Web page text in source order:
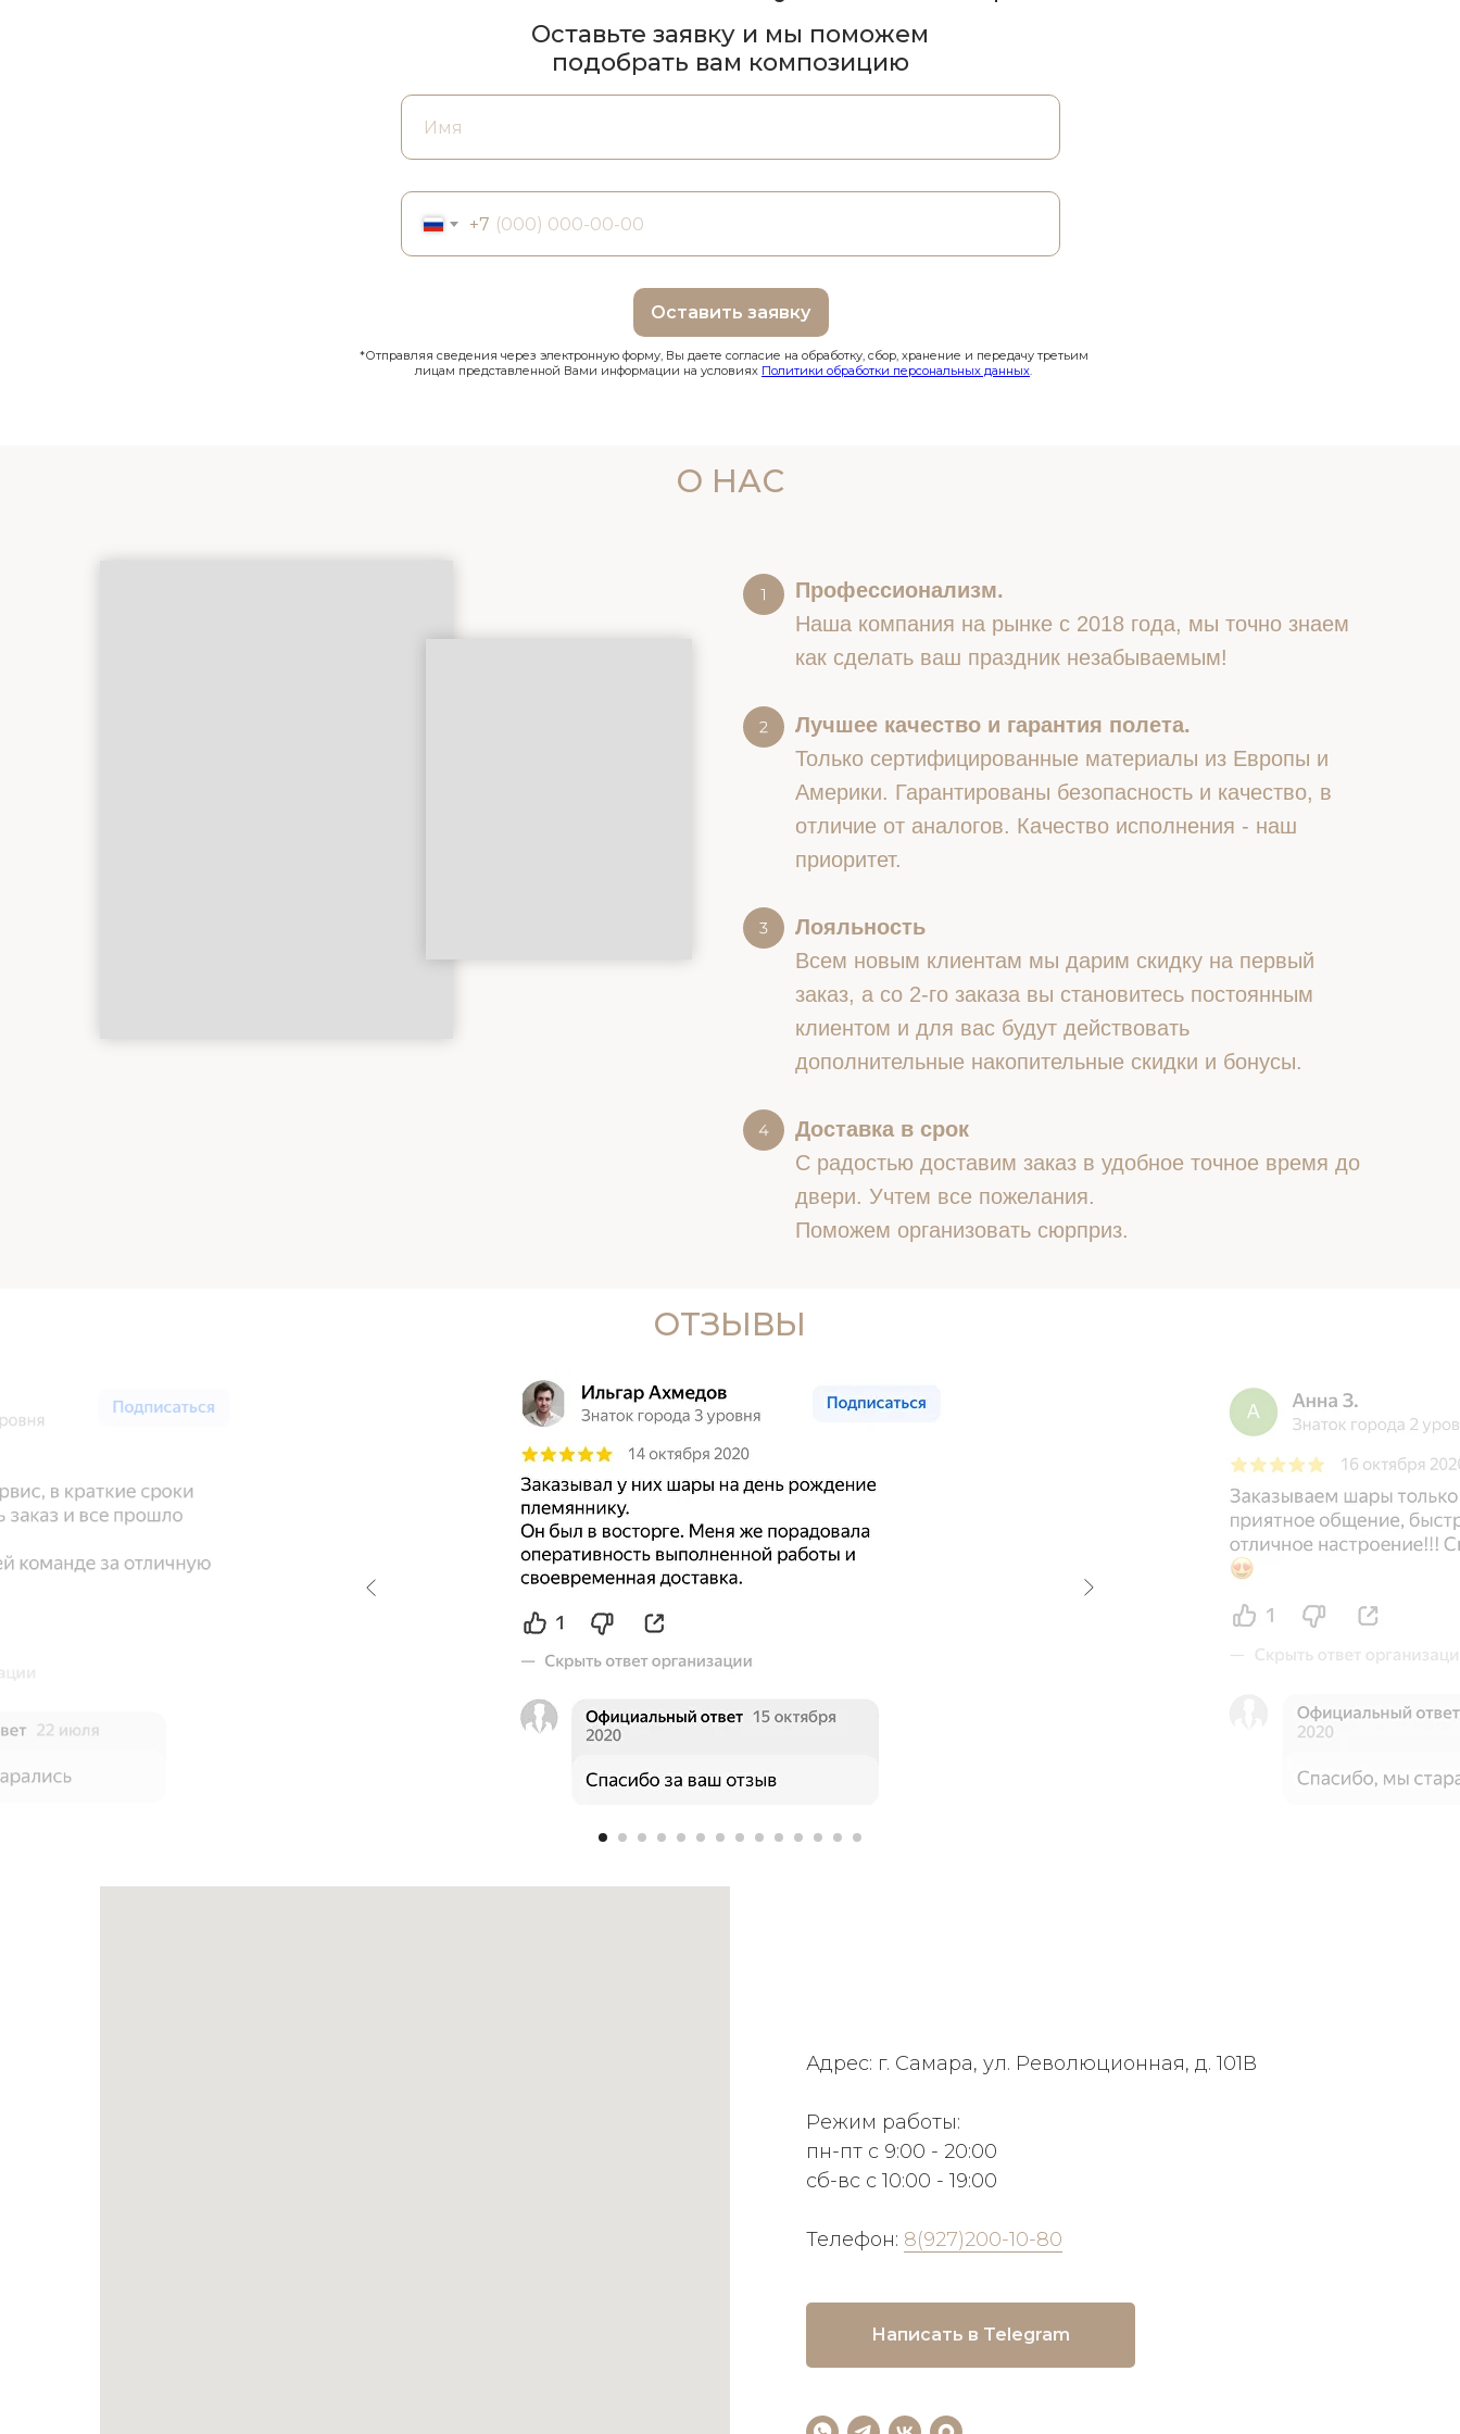
+7
Оставить заявку
Оставьте заявку и мы поможем
подобрать вам композицию
*Отправляя сведения через электронную форму, Вы даете согласие на обработку, сбор, хранение и передачу третьим
лицам представленной Вами информации на условиях Политики обработки персональных данных.
О НАС
Профессионализм.
Наша компания на рынке с 2018 года, мы точно знаем
как сделать ваш праздник незабываемым!
Лучшее качество и гарантия полета.
Только сертифицированные материалы из Европы и
Америки. Гарантированы безопасность и качество, в
отличие от аналогов. Качество исполнения - наш
приоритет.
Лояльность
Всем новым клиентам мы дарим скидку на первый
заказ, а со 2-го заказа вы становитесь постоянным
клиентом и для вас будут действовать
дополнительные накопительные скидки и бонусы.
Доставка в срок
С радостью доставим заказ в удобное точное время до
двери. Учтем все пожелания.
Поможем организовать сюрприз.
ОТЗЫВЫ
Адрес: г. Самара, ул. Революционная, д. 101В
Режим работы:
пн-пт с 9:00 - 20:00
сб-вс с 10:00 - 19:00
Телефон: 8(927)200-10-80
Написать в Telegram